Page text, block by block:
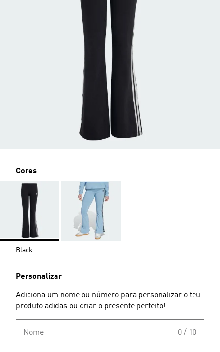
Cores
Black
Personalizar
Adiciona um nome ou número para personalizar o teu
produto adidas ou criar o presente perfeito!
Nome 0 / 10